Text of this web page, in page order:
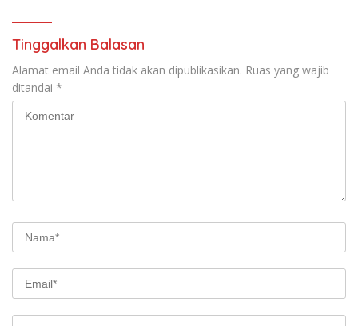
Tinggalkan Balasan
Alamat email Anda tidak akan dipublikasikan. Ruas yang wajib
ditandai *